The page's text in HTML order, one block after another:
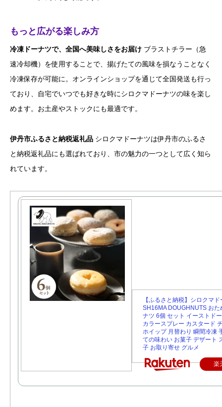
もっと広がる楽しみ方
冷凍ドーナツで、全国へ美味しさをお届け ブラストチラー（急
速冷却機）を使用することで、揚げたての風味を損なうことなく
冷凍保存が可能に。オンラインショップを通じて全国発送も行っ
ており、自宅でいつでも好きな時にシロクマドーナツの味を楽し
めます。お土産やストックにも最適です。
伊丹市ふるさと納税返礼品 シロクマドーナツは伊丹市のふるさ
と納税返礼品にも選ばれており、市の魅力の一つとして広く知ら
れています。
【ふるさと納税】シロクマド
SH16MA DOUGHNUTS おた
ナツ 6個 セット イーストド
カラースプレー カスタード
ホイップ 月替わり 瞬間冷凍
ての味わい お菓子 デザート
子 お取り寄せ グルメ
楽